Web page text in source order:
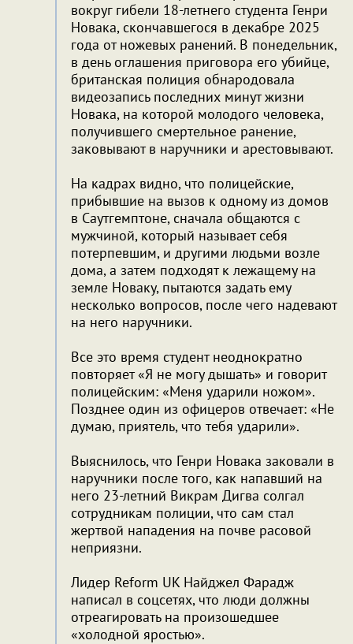
вокруг гибели 18-летнего студента Генри
Новака, скончавшегося в декабре 2025
года от ножевых ранений. В понедельник,
в день оглашения приговора его убийце,
британская полиция обнародовала
видеозапись последних минут жизни
Новака, на которой молодого человека,
получившего смертельное ранение,
заковывают в наручники и арестовывают.
На кадрах видно, что полицейские,
прибывшие на вызов к одному из домов
в Саутгемптоне, сначала общаются с
мужчиной, который называет себя
потерпевшим, и другими людьми возле
дома, а затем подходят к лежащему на
земле Новаку, пытаются задать ему
несколько вопросов, после чего надевают
на него наручники.
Все это время студент неоднократно
повторяет «Я не могу дышать» и говорит
полицейским: «Меня ударили ножом».
Позднее один из офицеров отвечает: «Не
думаю, приятель, что тебя ударили».
Выяснилось, что Генри Новака заковали в
наручники после того, как напавший на
него 23-летний Викрам Дигва солгал
сотрудникам полиции, что сам стал
жертвой нападения на почве расовой
неприязни.
Лидер Reform UK Найджел Фарадж
написал в соцсетях, что люди должны
отреагировать на произошедшее
«холодной яростью».